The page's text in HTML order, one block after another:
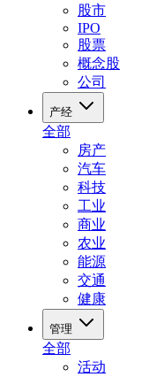
股市
IPO
股票
概念股
公司
产经
全部
房产
汽车
科技
工业
商业
农业
能源
交通
健康
管理
全部
活动